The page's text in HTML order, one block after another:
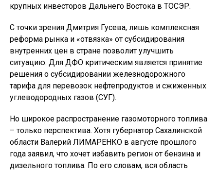
крупных инвесторов Дальнего Востока в ТОСЭР.
С точки зрения Дмитрия Гусева, лишь комплексная
реформа рынка и «отвязка» от субсидирования
внутренних цен в стране позволит улучшить
ситуацию. Для ДФО критическим является принятие
решения о субсидировании железнодорожного
тарифа для перевозок нефтепродуктов и сжиженных
углеводородных газов (СУГ).
Но широкое распространение газомоторного топлива
– только перспектива. Хотя губернатор Сахалинской
области Валерий ЛИМАРЕНКО в августе прошлого
года заявил, что хочет избавить регион от бензина и
дизельного топлива. По его словам, вся область